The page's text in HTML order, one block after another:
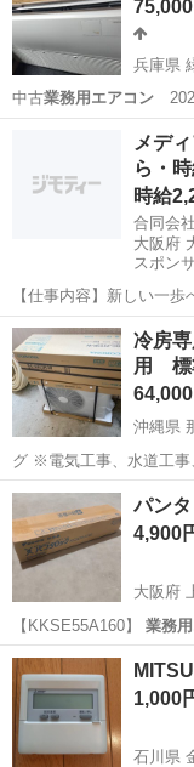
75,000
兵庫県
中古業務用エアコン
緑
メデ
ら・
時給
合同会
大阪府
スポン
【仕事内容】新しい一
のお仕事! 「本業や予定
」 「週1日から始めて、
を、合同会社ジーニーが
アルバイト・パート /
冷房
用 標
64,000
沖縄県
グ ※電気工事、水道工
しましたらご希…
沖縄 那覇市 季
パン
4,900
大阪府
【KKSE55A160】 業務
大阪 吹田市
1,000
石川県